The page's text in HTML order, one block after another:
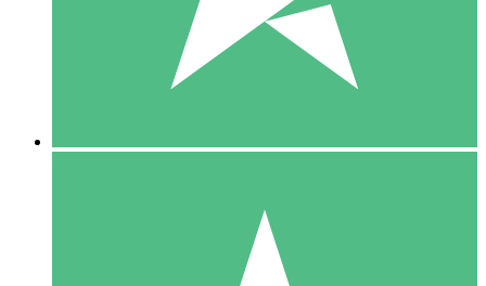
1000
10 Downloaden
20 00